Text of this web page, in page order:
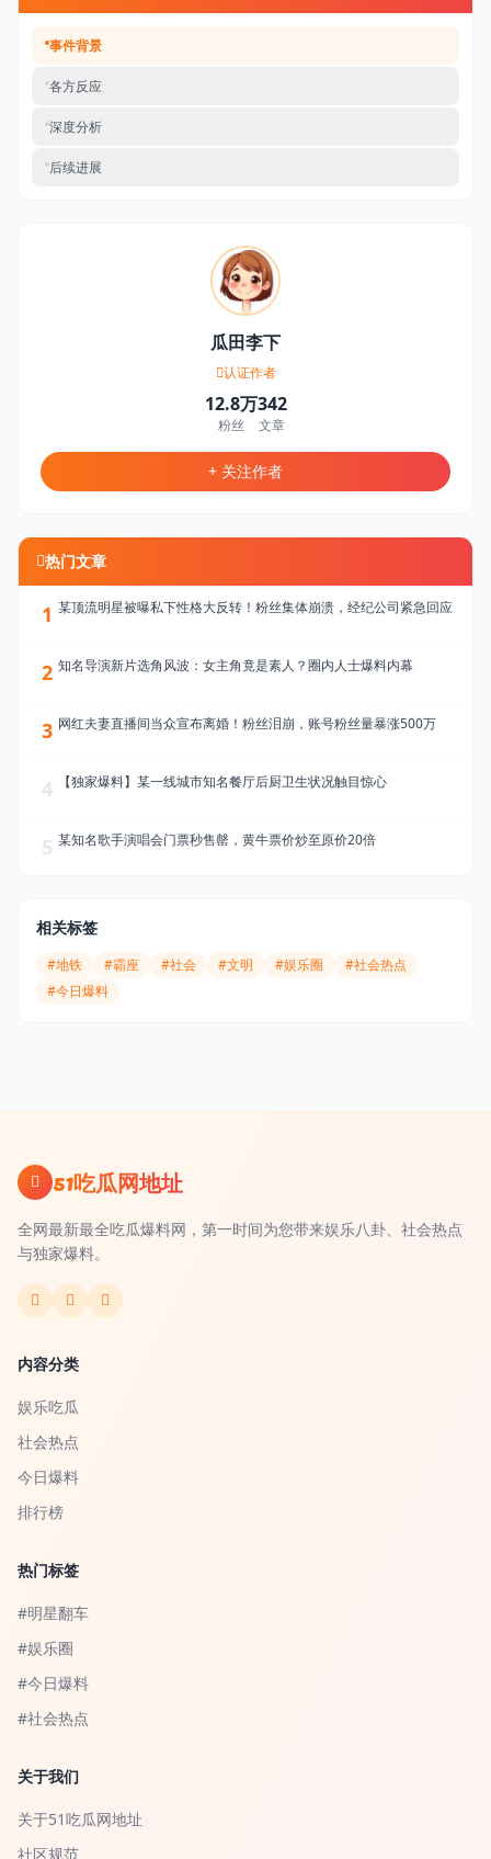
事件背景
各方反应
深度分析
后续进展
瓜田李下
认证作者
12.8万
粉丝
342
文章
+ 关注作者
热门文章
1 某顶流明星被曝私下性格大反转！粉丝集体崩溃，经纪公司紧急回应
2 知名导演新片选角风波：女主角竟是素人？圈内人士爆料内幕
3 网红夫妻直播间当众宣布离婚！粉丝泪崩，账号粉丝量暴涨500万
4 【独家爆料】某一线城市知名餐厅后厨卫生状况触目惊心
5 某知名歌手演唱会门票秒售罄，黄牛票价炒至原价20倍
相关标签
#地铁 #霸座 #社会 #文明 #娱乐圈
#社会热点
#今日爆料
51吃瓜网地址
全网最新最全吃瓜爆料网，第一时间为您带来娱乐八卦、社会热点
与独家爆料。
内容分类
娱乐吃瓜
社会热点
今日爆料
排行榜
热门标签
#明星翻车
#娱乐圈
#今日爆料
#社会热点
关于我们
关于51吃瓜网地址
社区规范